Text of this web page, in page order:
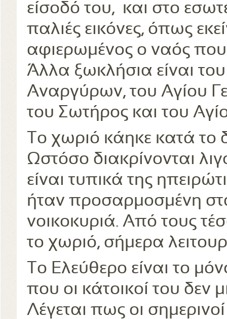
είσοδό του, και στο
παλιές εικόνες, όπως
αφιερωμένος ο ναός
Άλλα ξωκλήσια είναι
Αναργύρων, του Αγίου
του Σωτήρος και του
Το χωριό κάηκε κατά
Ωστόσο διακρίνονται
είναι τυπικά της
ήταν προσαρμοσμένη
νοικοκυριά. Από τους
το χωριό, σήμερα
Το Ελεύθερο είναι το
που οι κάτοικοί του δεν
Λέγεται πως οι